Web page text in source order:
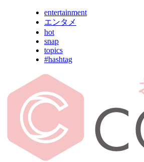
entertainment
エンタメ
hot
snap
topics
#hashtag